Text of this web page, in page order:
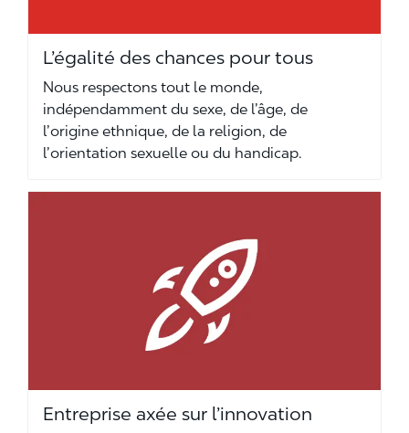
L’égalité des chances pour tous
Nous respectons tout le monde,
indépendamment du sexe, de l’âge, de
l’origine ethnique, de la religion, de
l’orientation sexuelle ou du handicap.
Entreprise axée sur l’innovation